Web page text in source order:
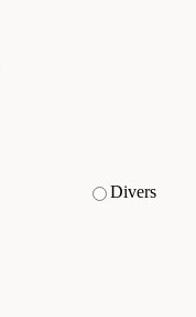
Divers